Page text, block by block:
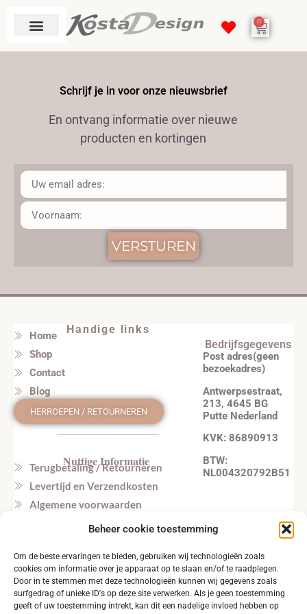
Beheer cookie toestemming
Om de beste ervaringen te bieden, gebruiken wij technologieën zoals
cookies om informatie over je apparaat op te slaan en/of te raadplegen.
Door in te stemmen met deze technologieën kunnen wij gegevens zoals
surfgedrag of unieke ID's op deze site verwerken. Als je geen toestemming
geeft of uw toestemming intrekt, kan dit een nadelige invloed hebben op
0
Schrijf je in voor onze nieuwsbrief
En ontvang informatie over nieuwe
producten en kortingen
VERSTUREN
Handige links
Home
Shop
Contact
Blog
HERROEPEN / RETOURNEREN
Nuttige Informatie
Terugbetaling / Retourneren
Levertijd en Verzendkosten
Algemene voorwaarden
Privacy beleid
Tel. NL: +31164603172 (NL, EN)
Tel. BE: +32495219857 (NL, EN)
Bedrijfsgegevens
Post adres(geen
bezoekadres)
Antwerpsestraat,
213, 4645 BG
Putte Nederland
KVK: 86890913
BTW:
NL004320792B51